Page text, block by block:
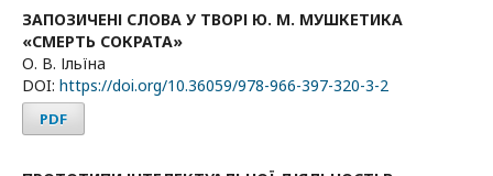
ЗАПОЗИЧЕНІ СЛОВА У ТВОРІ Ю. М. МУШКЕТИКА
«СМЕРТЬ СОКРАТА»
О. В. Ільїна
DOI: https://doi.org/10.36059/978-966-397-320-3-2
PDF